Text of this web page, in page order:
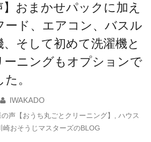
】おまかせパックに加え
ード、エアコン、バスル
、そして初めて洗濯機と
ーニングもオプションで
。
IWAKADO
声【おうち丸ごとクリーニング】
ハウス
崎おそうじマスターズのBLOG